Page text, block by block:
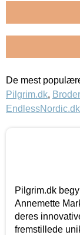
De mest
Pilgrim.dk,
EndlessNordic.dk
Pilgrim.dk
Annemette
deres
fremstillede